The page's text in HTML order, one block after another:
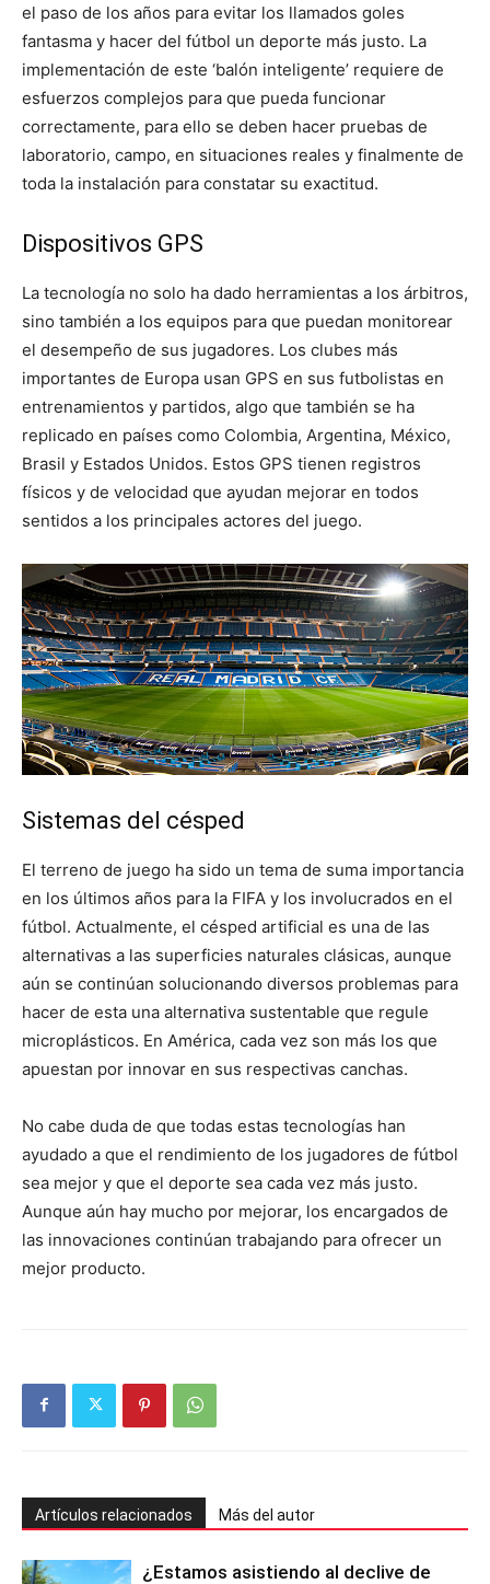
el paso de los años para evitar los llamados goles
fantasma y hacer del fútbol un deporte más justo. La
implementación de este ‘balón inteligente’ requiere de
esfuerzos complejos para que pueda funcionar
correctamente, para ello se deben hacer pruebas de
laboratorio, campo, en situaciones reales y finalmente de
toda la instalación para constatar su exactitud.
Dispositivos GPS
La tecnología no solo ha dado herramientas a los árbitros,
sino también a los equipos para que puedan monitorear
el desempeño de sus jugadores. Los clubes más
importantes de Europa usan GPS en sus futbolistas en
entrenamientos y partidos, algo que también se ha
replicado en países como Colombia, Argentina, México,
Brasil y Estados Unidos. Estos GPS tienen registros
físicos y de velocidad que ayudan mejorar en todos
sentidos a los principales actores del juego.
Sistemas del césped
El terreno de juego ha sido un tema de suma importancia
en los últimos años para la FIFA y los involucrados en el
fútbol. Actualmente, el césped artificial es una de las
alternativas a las superficies naturales clásicas, aunque
aún se continúan solucionando diversos problemas para
hacer de esta una alternativa sustentable que regule
microplásticos. En América, cada vez son más los que
apuestan por innovar en sus respectivas canchas.
No cabe duda de que todas estas tecnologías han
ayudado a que el rendimiento de los jugadores de fútbol
sea mejor y que el deporte sea cada vez más justo.
Aunque aún hay mucho por mejorar, los encargados de
las innovaciones continúan trabajando para ofrecer un
mejor producto.
Artículos relacionados Más del autor
¿Estamos asistiendo al declive de